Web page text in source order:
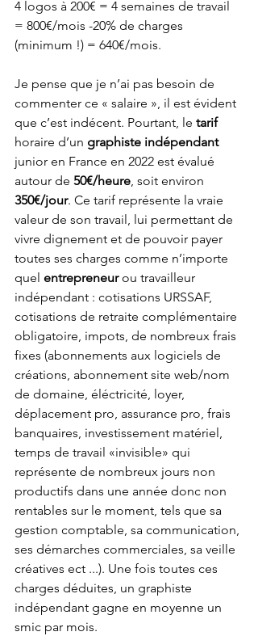
4 logos à 200€ = 4 semaines de travail
= 800€/mois -20% de charges
(minimum !) = 640€/mois.
Je pense que je n’ai pas besoin de
commenter ce « salaire », il est évident
que c’est indécent. Pourtant, le tarif
horaire d’un graphiste indépendant
junior en France en 2022 est évalué
autour de 50€/heure, soit environ
350€/jour. Ce tarif représente la vraie
valeur de son travail, lui permettant de
vivre dignement et de pouvoir payer
toutes ses charges comme n’importe
quel entrepreneur ou travailleur
indépendant : cotisations URSSAF,
cotisations de retraite complémentaire
obligatoire, impots, de nombreux frais
fixes (abonnements aux logiciels de
créations, abonnement site web/nom
de domaine, éléctricité, loyer,
déplacement pro, assurance pro, frais
banquaires, investissement matériel,
temps de travail «invisible» qui
représente de nombreux jours non
productifs dans une année donc non
rentables sur le moment, tels que sa
gestion comptable, sa communication,
ses démarches commerciales, sa veille
créatives ect ...). Une fois toutes ces
charges déduites, un graphiste
indépendant gagne en moyenne un
smic par mois.